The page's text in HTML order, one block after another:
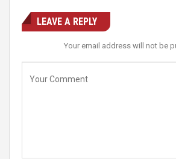
LEAVE A REPLY
Your email address will not be